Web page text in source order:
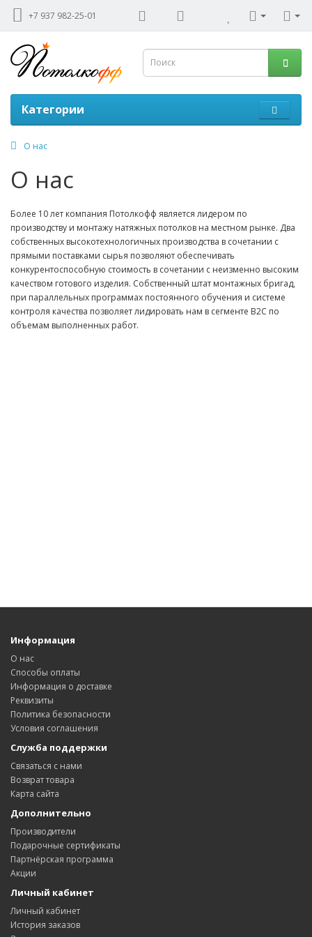
+7 937 982-25-01
Категории
О нас
О нас
Более 10 лет компания Потолкофф является лидером по
производству и монтажу натяжных потолков на местном рынке. Два
собственных высокотехнологичных производства в сочетании с
прямыми поставками сырья позволяют обеспечивать
конкурентоспособную стоимость в сочетании с неизменно высоким
качеством готового изделия. Собственный штат монтажных бригад,
при параллельных программах постоянного обучения и системе
контроля качества позволяет лидировать нам в сегменте B2C по
объемам выполненных работ.
Информация
О нас
Способы оплаты
Информация о доставке
Реквизиты
Политика безопасности
Условия соглашения
Служба поддержки
Связаться с нами
Возврат товара
Карта сайта
Дополнительно
Производители
Подарочные сертификаты
Партнёрская программа
Акции
Личный кабинет
Личный кабинет
История заказов